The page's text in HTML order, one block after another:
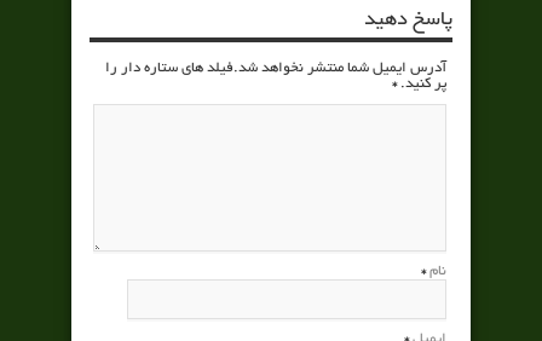
پاسخ دهید
آدرس ایمیل شما منتشر نخواهد شد.فیلد های ستاره دار را
پر کنید.*
نام *